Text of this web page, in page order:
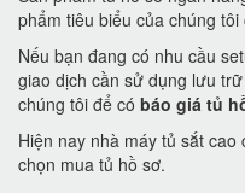
phẩm tiêu biểu của chúng tôi
Nếu bạn đang có nhu cầu
giao dịch cần sử dụng lưu
chúng tôi để có báo giá tủ
Hiện nay nhà máy tủ sắt
chọn mua tủ hồ sơ.